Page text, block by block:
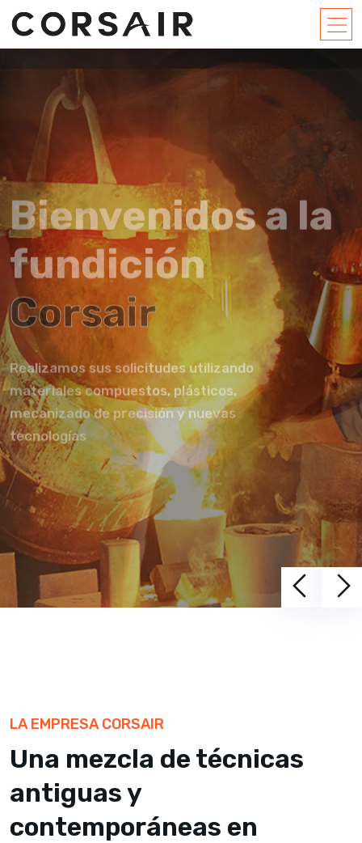
Bienvenidos a la
fundición
Corsair
Realizamos sus solicitudes utilizando
materiales compuestos, plásticos,
mecanizado de precisión y nuevas
tecnologías
LA EMPRESA CORSAIR
Una mezcla de técnicas
antiguas y
contemporáneas en